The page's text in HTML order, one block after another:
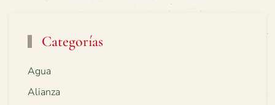
Categorías
Agua
Alianza